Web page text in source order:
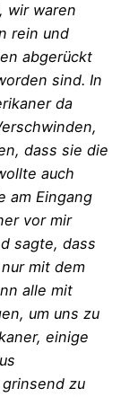
wir waren
rein und
abgerückt
sind. In
da
dass sie die
auch
am Eingang
vor mir
sagte, dass
mit dem
alle mit
um uns zu
einige
zu